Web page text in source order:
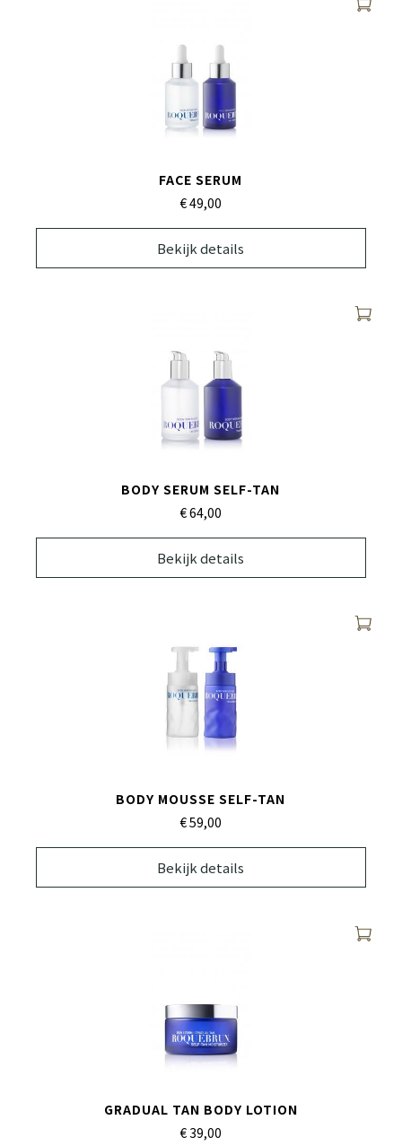
FACE SERUM
€ 49,00
Bekijk details
BODY SERUM SELF-TAN
€ 64,00
Bekijk details
BODY MOUSSE SELF-TAN
€ 59,00
Bekijk details
GRADUAL TAN BODY LOTION
€ 39,00